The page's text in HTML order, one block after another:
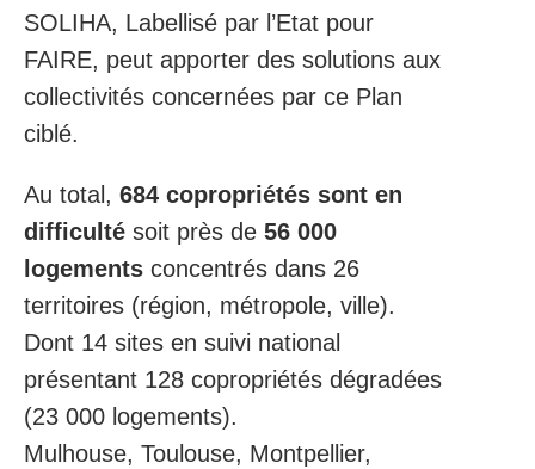
SOLIHA, Labellisé par l’Etat pour
FAIRE, peut apporter des solutions aux
collectivités concernées par ce Plan
ciblé.
Au total, 684 copropriétés sont en
difficulté soit près de 56 000
logements concentrés dans 26
territoires (région, métropole, ville).
Dont 14 sites en suivi national
présentant 128 copropriétés dégradées
(23 000 logements).
Mulhouse, Toulouse, Montpellier,